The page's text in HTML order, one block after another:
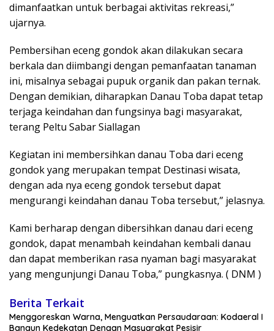
dimanfaatkan untuk berbagai aktivitas rekreasi,”
ujarnya.
Pembersihan eceng gondok akan dilakukan secara
berkala dan diimbangi dengan pemanfaatan tanaman
ini, misalnya sebagai pupuk organik dan pakan ternak.
Dengan demikian, diharapkan Danau Toba dapat tetap
terjaga keindahan dan fungsinya bagi masyarakat,
terang Peltu Sabar Siallagan
Kegiatan ini membersihkan danau Toba dari eceng
gondok yang merupakan tempat Destinasi wisata,
dengan ada nya eceng gondok tersebut dapat
mengurangi keindahan danau Toba tersebut,” jelasnya.
Kami berharap dengan dibersihkan danau dari eceng
gondok, dapat menambah keindahan kembali danau
dan dapat memberikan rasa nyaman bagi masyarakat
yang mengunjungi Danau Toba,” pungkasnya. ( DNM )
Berita Terkait
‎Menggoreskan Warna, Menguatkan Persaudaraan: Kodaeral I
Bangun Kedekatan Dengan Masyarakat Pesisir